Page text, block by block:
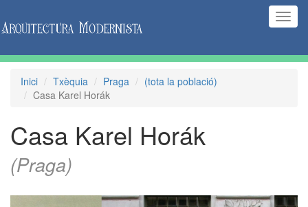
Inici Txèquia Praga
(tota la població)
Casa Karel Horák
Casa Karel Horák
(Praga)